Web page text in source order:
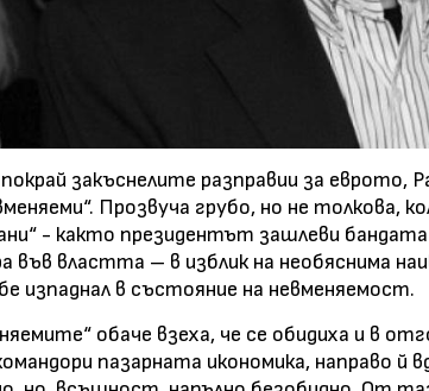
закъснелите разправии за еврото,
Прозвуча грубо, но не толкова,
- както президентът зашлеви
във властта – в изблик на необяснима
изпаднал в състояние на невменяемост.
обаче взеха, че се обидиха и в
пазарната икономика, направо й